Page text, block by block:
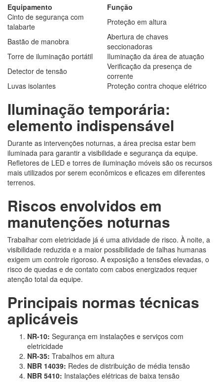
Equipamento
Função
Cinto de segurança com
talabarte
Proteção em altura
Bastão de manobra
Abertura de chaves
seccionadoras
Torre de iluminação portátil
Iluminação da área de atuação
Detector de tensão
Verificação da presença de
corrente
Luvas isolantes
Proteção contra choque elétrico
Iluminação temporária:
elemento indispensável
Durante as intervenções noturnas, a área precisa estar bem
iluminada para garantir a visibilidade e segurança da equipe.
Refletores de LED e torres de iluminação móveis são os recursos
mais utilizados por serem econômicos e eficazes em diferentes
terrenos.
Riscos envolvidos em
manutenções noturnas
Trabalhar com eletricidade já é uma atividade de risco. À noite, a
visibilidade reduzida e a maior possibilidade de falhas humanas
exigem um controle rigoroso. A exposição a tensões elevadas, o
risco de quedas e de contato com cabos energizados requer
atenção total da equipe.
Principais normas técnicas
aplicáveis
NR-10: Segurança em instalações e serviços com
eletricidade
NR-35: Trabalhos em altura
NBR 14039: Redes de distribuição de média tensão
NBR 5410: Instalações elétricas de baixa tensão